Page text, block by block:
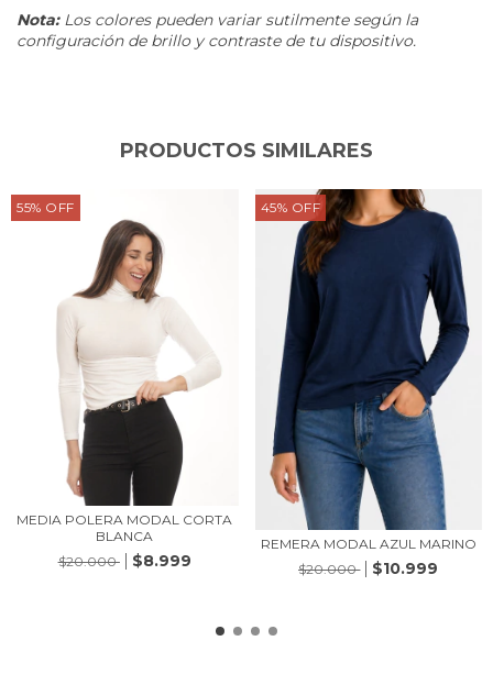
Nota:Los colores pueden variar sutilmente según la
configuración de brillo y contraste de tu dispositivo.
PRODUCTOS SIMILARES
55% OFF
MEDIA POLERA MODAL CORTA
BLANCA
$20.000
$8.999
45% OFF
REMERA MODAL AZUL MARINO
$20.000
$10.999